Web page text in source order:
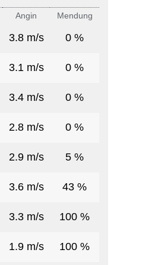
Angin Mendung
3.8 m/s 0 %
3.1 m/s 0 %
3.4 m/s 0 %
2.8 m/s 0 %
2.9 m/s 5 %
3.6 m/s 43 %
3.3 m/s 100 %
1.9 m/s 100 %